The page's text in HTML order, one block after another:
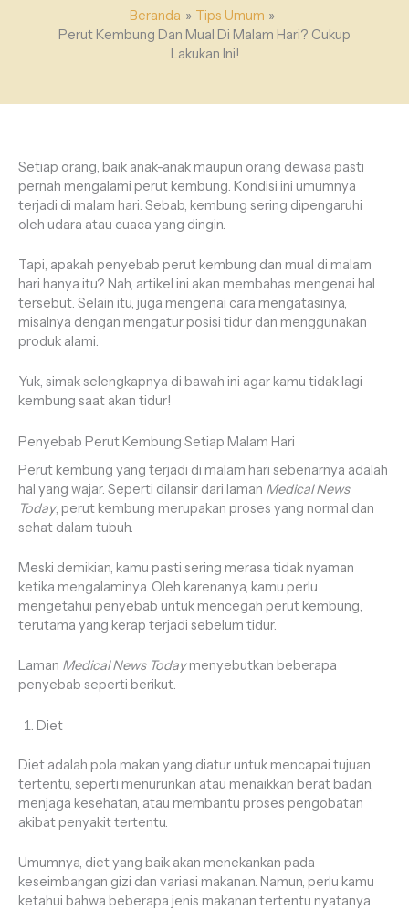
Beranda
Tips Umum
Perut Kembung Dan Mual Di Malam Hari? Cukup
Lakukan Ini!
Setiap orang, baik anak-anak maupun orang dewasa pasti
pernah mengalami perut kembung. Kondisi ini umumnya
terjadi di malam hari. Sebab, kembung sering dipengaruhi
oleh udara atau cuaca yang dingin.
Tapi, apakah penyebab perut kembung dan mual di malam
hari hanya itu? Nah, artikel ini akan membahas mengenai hal
tersebut. Selain itu, juga mengenai cara mengatasinya,
misalnya dengan mengatur posisi tidur dan menggunakan
produk alami.
Yuk, simak selengkapnya di bawah ini agar kamu tidak lagi
kembung saat akan tidur!
Penyebab Perut Kembung Setiap Malam Hari
Perut kembung yang terjadi di malam hari sebenarnya adalah
hal yang wajar. Seperti dilansir dari laman Medical News
Today, perut kembung merupakan proses yang normal dan
sehat dalam tubuh.
Meski demikian, kamu pasti sering merasa tidak nyaman
ketika mengalaminya. Oleh karenanya, kamu perlu
mengetahui penyebab untuk mencegah perut kembung,
terutama yang kerap terjadi sebelum tidur.
Laman Medical News Todaymenyebutkan beberapa
penyebab seperti berikut.
Diet
Diet adalah pola makan yang diatur untuk mencapai tujuan
tertentu, seperti menurunkan atau menaikkan berat badan,
menjaga kesehatan, atau membantu proses pengobatan
akibat penyakit tertentu.
Umumnya, diet yang baik akan menekankan pada
keseimbangan gizi dan variasi makanan. Namun, perlu kamu
ketahui bahwa beberapa jenis makanan tertentu nyatanya